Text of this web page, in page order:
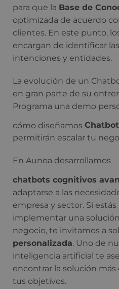
para que la Base de
optimizada de acuerdo
clientes. En este punto,
encargan de identificar
intenciones y entidades.
La evolución de un
en gran parte de su
Programa una demo
cómo diseñamos
permitirán escalar tu
En Aunoa desarrollamos
chatbots cognitivos
adaptarse a las
empresa y sector. Si
implementar una
negocio, te invitamos a
personalizada. Uno de
inteligencia artificial te
encontrar la solución más
tus objetivos.